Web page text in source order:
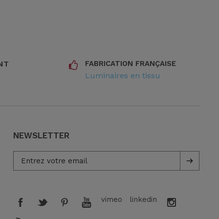
FABRICATION FRANÇAISE
Luminaires en tissu
NEWSLETTER
vimeo linkedin